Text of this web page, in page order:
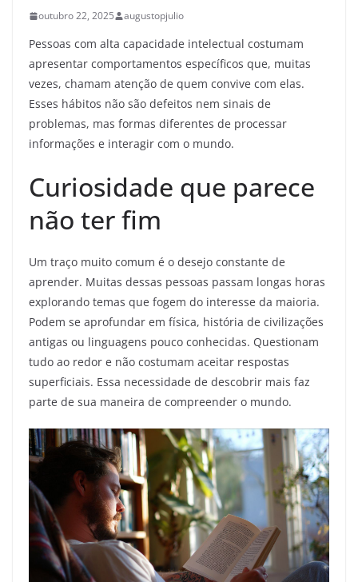
outubro 22, 2025 augustopjulio
Pessoas com alta capacidade intelectual costumam
apresentar comportamentos específicos que, muitas
vezes, chamam atenção de quem convive com elas.
Esses hábitos não são defeitos nem sinais de
problemas, mas formas diferentes de processar
informações e interagir com o mundo.
Curiosidade que parece
não ter fim
Um traço muito comum é o desejo constante de
aprender. Muitas dessas pessoas passam longas horas
explorando temas que fogem do interesse da maioria.
Podem se aprofundar em física, história de civilizações
antigas ou linguagens pouco conhecidas. Questionam
tudo ao redor e não costumam aceitar respostas
superficiais. Essa necessidade de descobrir mais faz
parte de sua maneira de compreender o mundo.